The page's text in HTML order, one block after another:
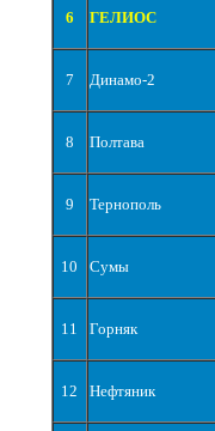
6 ГЕЛИОС
7 Динамо-2
8 Полтава
9 Тернополь
10 Сумы
11 Горняк
12 Нефтяник